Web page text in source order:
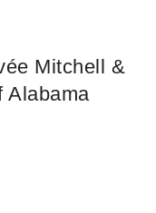
Mitchell &
Alabama